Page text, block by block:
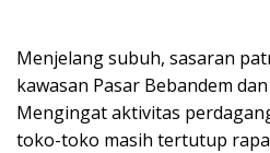
​Menjelang subuh, sasaran
kawasan Pasar Bebandem
Mengingat aktivitas
toko-toko masih tertutup